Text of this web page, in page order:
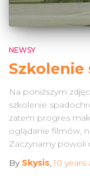
NEWSY
Na poniższym
szkolenie
zatem progres
oglądanie filmów,
Zaczynamy powoli
By Skysis,10 years